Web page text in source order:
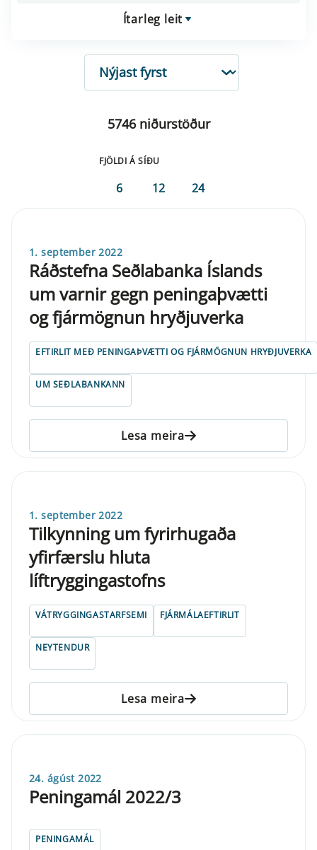
Ítarleg leit
RÖÐUN
5746 niðurstöður
FJÖLDI Á SÍÐU
6 12 24
1. september 2022
Ráðstefna Seðlabanka Íslands
um varnir gegn peningaþvætti
og fjármögnun hryðjuverka
EFTIRLIT MEÐ PENINGAÞVÆTTI OG FJÁRMÖGNUN HRYÐJUVERKA
UM SEÐLABANKANN
Lesa meira
1. september 2022
Tilkynning um fyrirhugaða
yfirfærslu hluta
líftryggingastofns
VÁTRYGGINGASTARFSEMI FJÁRMÁLAEFTIRLIT
NEYTENDUR
Lesa meira
24. ágúst 2022
Peningamál 2022/3
PENINGAMÁL